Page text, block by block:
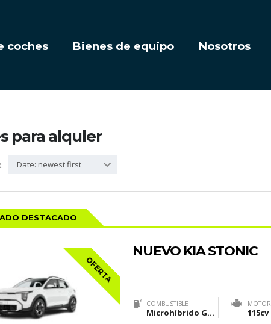
coches Bienes de equipo Nosotros
para alquler
Date: newest first
DESTACADO
OFERTA
NUEVO KIA STONIC
COMBUSTIBLE
Microhíbrido Gasolina (MHEV)
MOTOR
115cv